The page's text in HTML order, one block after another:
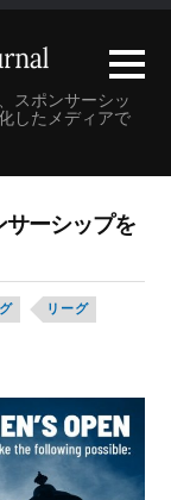
スポンサーシッ
したメディアで
サーシップを
リーグ